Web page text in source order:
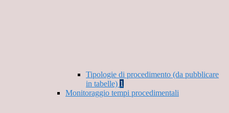
Tipologie di procedimento (da pubblicare
in tabelle) 1
Monitoraggio tempi procedimentali